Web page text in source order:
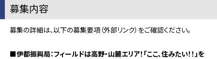
募集内容
募集の詳細は、以下の募集要項（外部リンク）をご確認ください。
■伊都振興局：フィールドは高野・山麓エリア！「ここ、住みたい！！」を